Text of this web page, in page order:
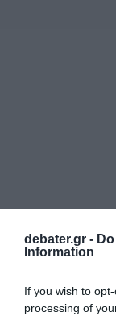
debater.gr -
Information
If you wish to
processing of